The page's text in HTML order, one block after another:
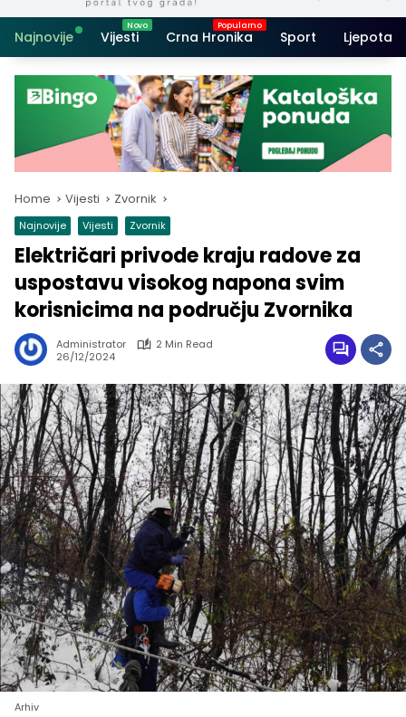
Najnovije Vijesti Crna Hronika Sport Ljepota i
Home Vijesti Zvornik
Najnovije Vijesti Zvornik
Električari privode kraju radove za
uspostavu visokog napona svim
korisnicima na području Zvornika
Administrator
2 Min Read
26/12/2024
Arhiv